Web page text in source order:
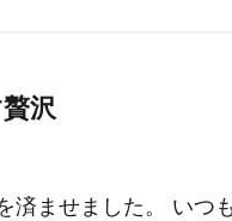
沢
ませました。 いつ